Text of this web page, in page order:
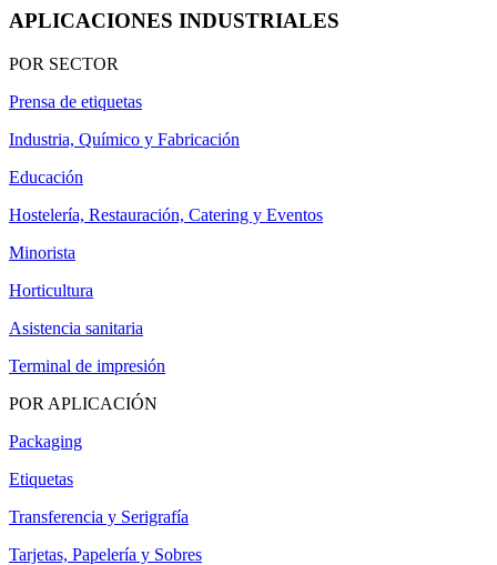
APLICACIONES INDUSTRIALES
POR SECTOR
Prensa de etiquetas
Industria, Químico y Fabricación
Educación
Hostelería, Restauración, Catering y Eventos
Minorista
Horticultura
Asistencia sanitaria
Terminal de impresión
POR APLICACIÓN
Packaging
Etiquetas
Transferencia y Serigrafía
Tarjetas, Papelería y Sobres